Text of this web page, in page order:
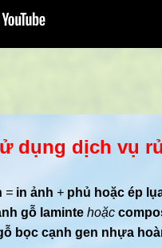
dụng dịch vụ
= in ảnh + phủ hoặc ép
gỗ laminte hoặc
bọc cạnh gen nhựa